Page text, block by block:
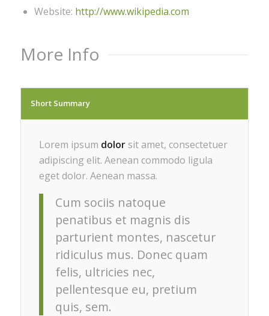
Website: http://www.wikipedia.com
More Info
Short Summary
Lorem ipsum dolorsit amet, consectetuer
adipiscing elit. Aenean commodo ligula
eget dolor. Aenean massa.
Cum sociis natoque
penatibus et magnis dis
parturient montes, nascetur
ridiculus mus. Donec quam
felis, ultricies nec,
pellentesque eu, pretium
quis, sem.